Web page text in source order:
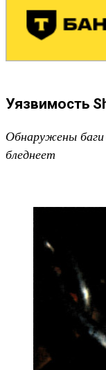
Уязвимость
Обнаружены баги
бледнеет